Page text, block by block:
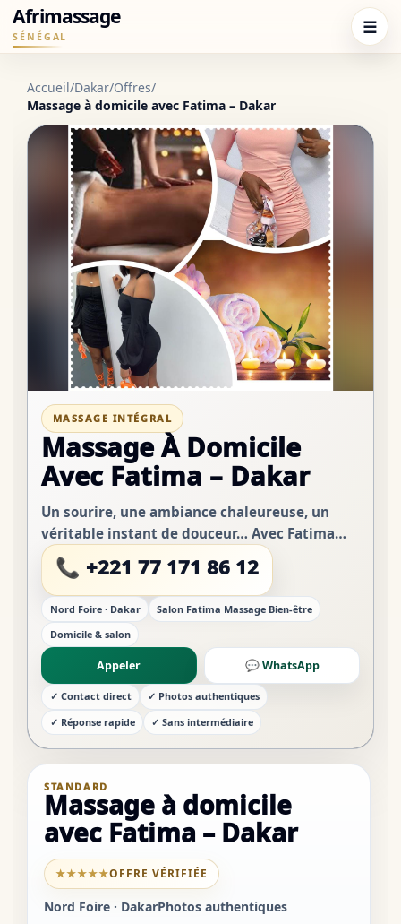
Afrimassage
SÉNÉGAL ☰
Accueil/Dakar/Offres/
Massage à domicile avec Fatima – Dakar
MASSAGE INTÉGRAL
Massage À Domicile
Avec Fatima – Dakar
Un sourire, une ambiance chaleureuse, un
véritable instant de douceur… Avec Fatima
Massage, chaque détail est pensé pour votre
confort et votre bien-être. Profitez d’un
moment de r...
📞 +221 77 171 86 12
Nord Foire · Dakar
Salon Fatima Massage Bien-être
Domicile & salon
Appeler 💬 WhatsApp
✓ Contact direct
✓ Photos authentiques
✓ Réponse rapide
✓ Sans intermédiaire
STANDARD
Massage à domicile
avec Fatima – Dakar
★★★★★OFFRE VÉRIFIÉE
Nord Foire · DakarPhotos authentiques